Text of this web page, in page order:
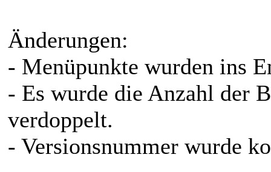
Änderungen:
- Menüpunkte wurden ins
- Es wurde die Anzahl der
verdoppelt.
- Versionsnummer wurde